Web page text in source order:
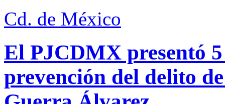
Cd. de México
El PJCDMX presentó
prevención del delito